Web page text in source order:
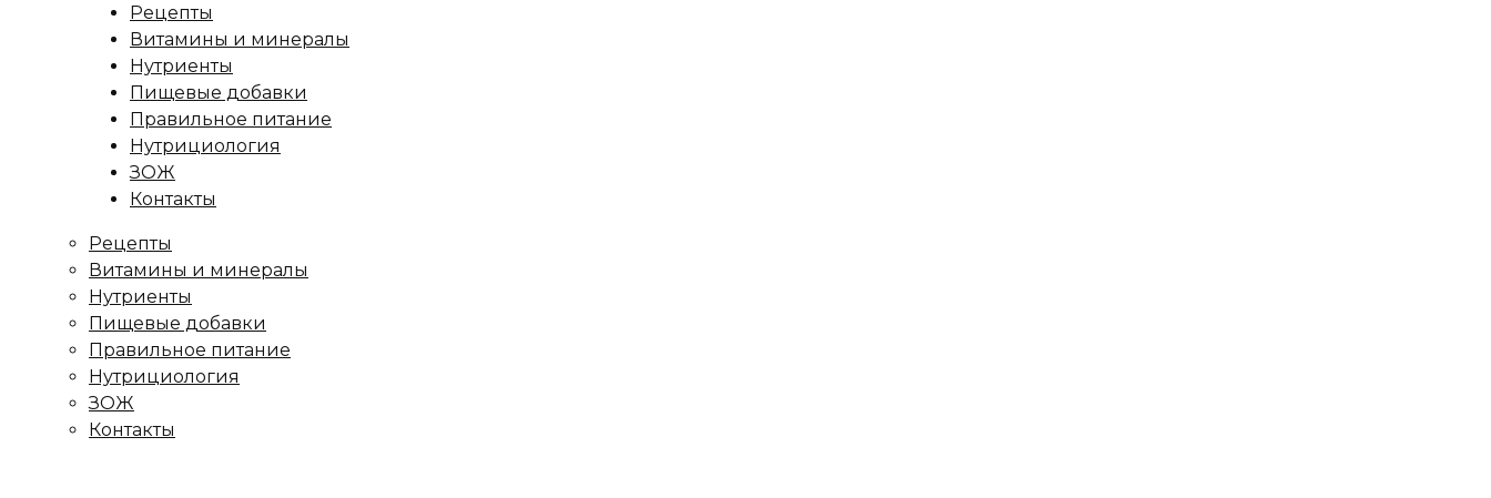
Рецепты
Витамины и минералы
Нутриенты
Пищевые добавки
Правильное питание
Нутрициология
ЗОЖ
Контакты
Рецепты
Витамины и минералы
Нутриенты
Пищевые добавки
Правильное питание
Нутрициология
ЗОЖ
Контакты